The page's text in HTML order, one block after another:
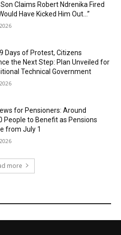
Son Claims Robert Ndrenika Fired
Have Kicked Him Out…”
Days of Protest, Citizens
the Next Step: Plan Unveiled for
Technical Government
for Pensioners: Around
People to Benefit as Pensions
from July 1
more